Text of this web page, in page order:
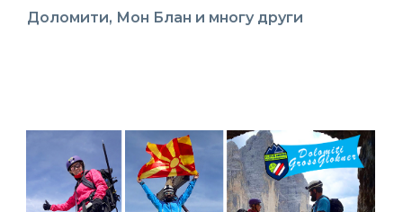
Доломити, Мон Блан и многу други